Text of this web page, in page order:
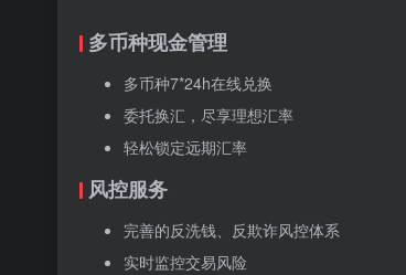
多币种现金管理
多币种7*24h在线兑换
委托换汇，尽享理想汇率
轻松锁定远期汇率
风控服务
完善的反洗钱、反欺诈风控体系
实时监控交易风险